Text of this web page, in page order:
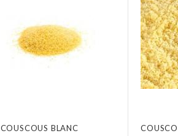
COUSCOUS BLANC